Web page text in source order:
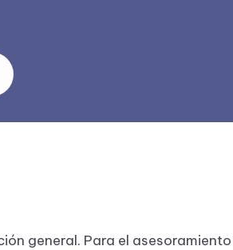
general. Para el